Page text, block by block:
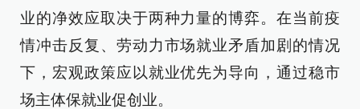
业的净效应取决于两种力量的博弈。在当前疫
情冲击反复、劳动力市场就业矛盾加剧的情况
下，宏观政策应以就业优先为导向，通过稳市
场主体保就业促创业。